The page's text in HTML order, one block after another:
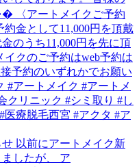
以前にアートメイク新
したが、 ア